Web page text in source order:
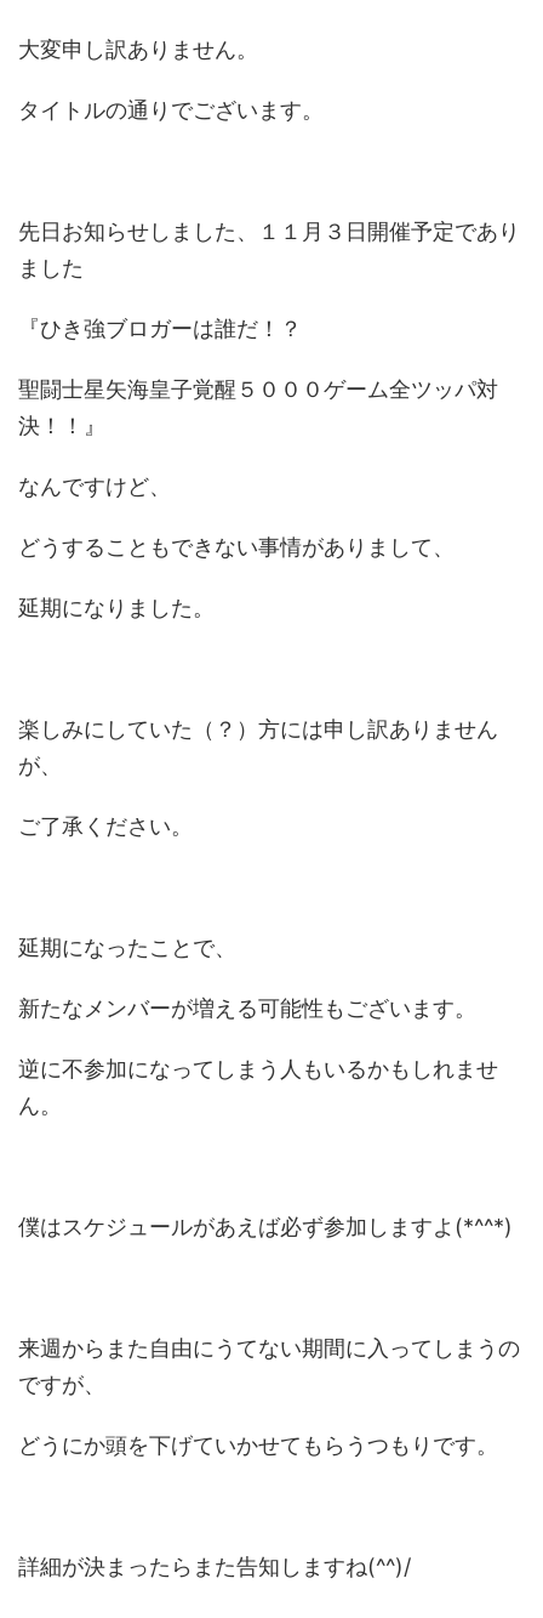
大変申し訳ありません。
タイトルの通りでございます。
先日お知らせしました、１１月３日開催予定であり
ました
『ひき強ブロガーは誰だ！？
聖闘士星矢海皇子覚醒５０００ゲーム全ツッパ対
決！！』
なんですけど、
どうすることもできない事情がありまして、
延期になりました。
楽しみにしていた（？）方には申し訳ありません
が、
ご了承ください。
延期になったことで、
新たなメンバーが増える可能性もございます。
逆に不参加になってしまう人もいるかもしれませ
ん。
僕はスケジュールがあえば必ず参加しますよ(*^^*)
来週からまた自由にうてない期間に入ってしまうの
ですが、
どうにか頭を下げていかせてもらうつもりです。
詳細が決まったらまた告知しますね(^^)/